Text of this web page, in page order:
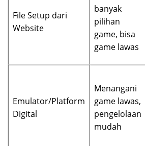
File Setup dari
Website
banyak
pilihan
game, bisa
game lawas
Emulator/Platform
Digital
Menangani
game lawas,
pengelolaan
mudah